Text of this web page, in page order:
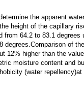
the apparent
height of the capillary
64.2 to 83.1 degrees
of
12% higher than the
moisture content and
(water